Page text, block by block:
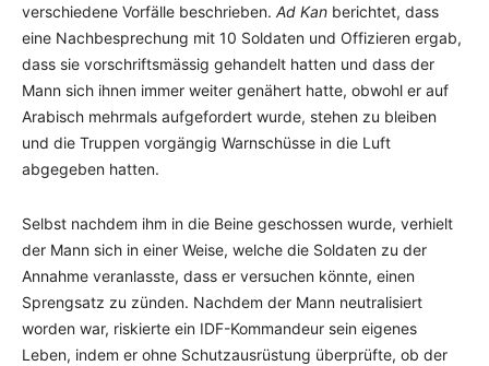
verschiedene Vorfälle beschrieben. Ad Kan berichtet, dass
eine Nachbesprechung mit 10 Soldaten und Offizieren ergab,
dass sie vorschriftsmässig gehandelt hatten und dass der
Mann sich ihnen immer weiter genähert hatte, obwohl er auf
Arabisch mehrmals aufgefordert wurde, stehen zu bleiben
und die Truppen vorgängig Warnschüsse in die Luft
abgegeben hatten.
Selbst nachdem ihm in die Beine geschossen wurde, verhielt
der Mann sich in einer Weise, welche die Soldaten zu der
Annahme veranlasste, dass er versuchen könnte, einen
Sprengsatz zu zünden. Nachdem der Mann neutralisiert
worden war, riskierte ein IDF-Kommandeur sein eigenes
Leben, indem er ohne Schutzausrüstung überprüfte, ob der